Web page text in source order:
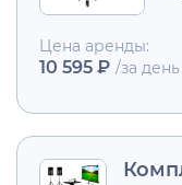
Цена аренды:
10 595 ₽ /за день